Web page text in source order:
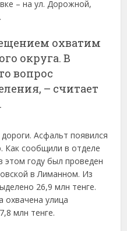
– на ул. Дорожной,
охватим
округа. В
вопрос
– считает
Асфальт появился
Как сообщили в отделе
этом году был проведен
в Лиманном. Из
26,9 млн тенге.
улица
млн тенге.